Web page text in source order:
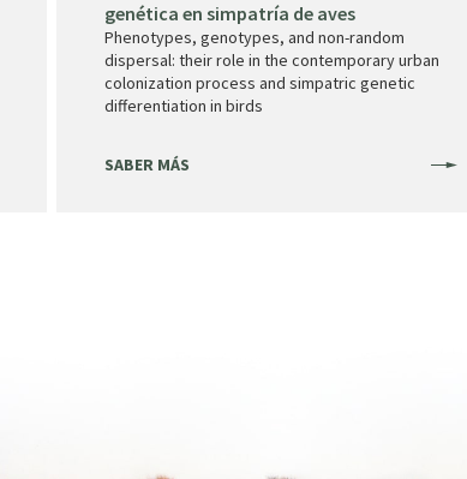
genética en simpatría de aves
Phenotypes, genotypes, and non-random
dispersal: their role in the contemporary urban
colonization process and simpatric genetic
differentiation in birds
SABER MÁS